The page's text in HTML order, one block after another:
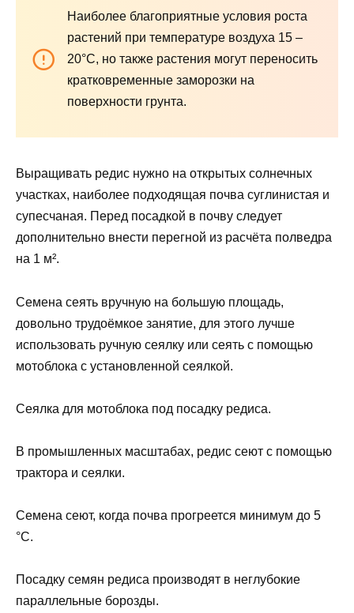
Наиболее благоприятные условия роста
растений при температуре воздуха 15 –
20°С, но также растения могут переносить
кратковременные заморозки на
поверхности грунта.
Выращивать редис нужно на открытых солнечных
участках, наиболее подходящая почва суглинистая и
супесчаная. Перед посадкой в почву следует
дополнительно внести перегной из расчёта полведра
на 1 м².
Семена сеять вручную на большую площадь,
довольно трудоёмкое занятие, для этого лучше
использовать ручную сеялку или сеять с помощью
мотоблока с установленной сеялкой.
Сеялка для мотоблока под посадку редиса.
В промышленных масштабах, редис сеют с помощью
трактора и сеялки.
Семена сеют, когда почва прогреется минимум до 5
°С.
Посадку семян редиса производят в неглубокие
параллельные борозды.